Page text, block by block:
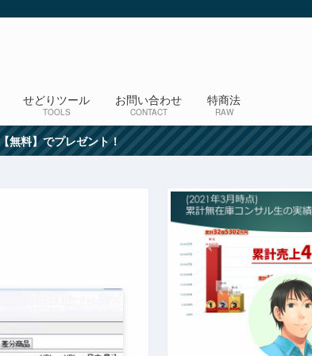
せどりツール
TOOLS
お問い合わせ
CONTACT
特商法
RAW
無料】でプレゼント！